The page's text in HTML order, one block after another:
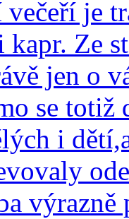
večeří je
kapr. Ze
jen o
se
i